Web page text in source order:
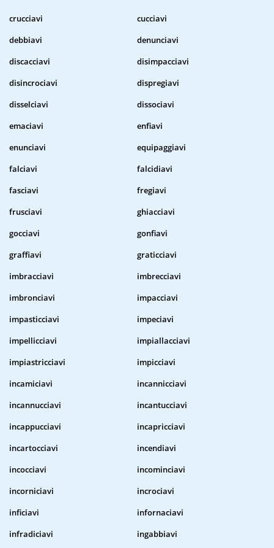
crucciavi
cucciavi
debbiavi
denunciavi
discacciavi
disimpacciavi
disincrociavi
dispregiavi
disselciavi
dissociavi
emaciavi
enfiavi
enunciavi
equipaggiavi
falciavi
falcidiavi
fasciavi
fregiavi
frusciavi
ghiacciavi
gocciavi
gonfiavi
graffiavi
graticciavi
imbracciavi
imbrecciavi
imbronciavi
impacciavi
impasticciavi
impeciavi
impellicciavi
impiallacciavi
impiastricciavi
impicciavi
incamiciavi
incannicciavi
incannucciavi
incantucciavi
incappucciavi
incapricciavi
incartocciavi
incendiavi
incocciavi
incominciavi
incorniciavi
incrociavi
inficiavi
infornaciavi
infradiciavi
ingabbiavi